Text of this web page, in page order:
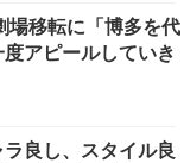
場移転に「博多を代
アピールしていき
良し、スタイル良